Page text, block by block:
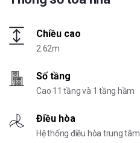
Chiều cao
2.62m
Số tầng
Cao 11 tầng và 1 tầng hầm
Điều hòa
Hệ thống điều hòa trung tâm